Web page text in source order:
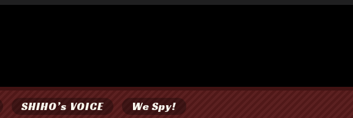
SHIHO’s VOICE We Spy!